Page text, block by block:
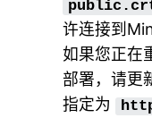
许连接到
如果您正在
部署，请更
指定为